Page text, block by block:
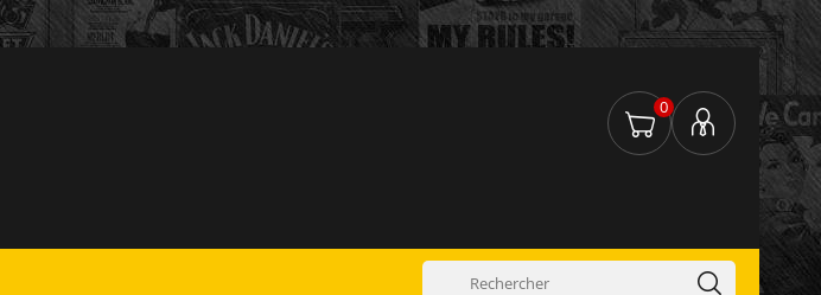
0